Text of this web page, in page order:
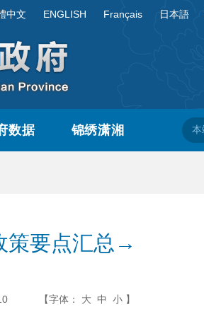
中文 ENGLISH Français 日本語
数据 锦绣潇湘 本
策要点汇总→
【字体： 大 中 小 】